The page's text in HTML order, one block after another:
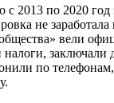
с 2013 по 2020
не
вели
заключали
по